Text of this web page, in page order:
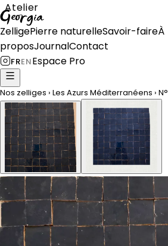
Atelier
Georgia
ZelligePierre naturelleSavoir-faireÀ
proposJournalContact
FRENEspace Pro
Nos zelliges › Les Azurs Méditerranéens › N°